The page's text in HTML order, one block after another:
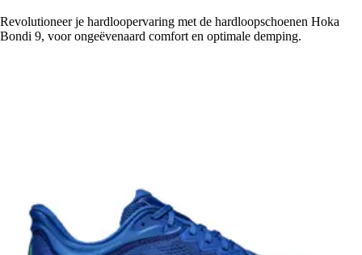
Revolutioneer je hardloopervaring met de hardloopschoenen Hoka
Bondi 9, voor ongeëvenaard comfort en optimale demping.